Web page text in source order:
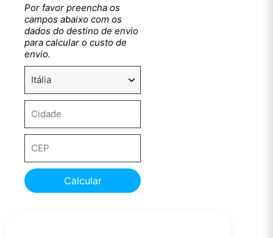
Por favor preencha os
campos abaixo com os
dados do destino de envio
para calcular o custo de
envio.
Calcular